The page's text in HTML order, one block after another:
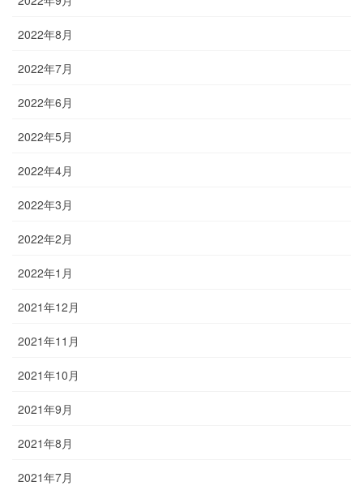
2022年8月
2022年7月
2022年6月
2022年5月
2022年4月
2022年3月
2022年2月
2022年1月
2021年12月
2021年11月
2021年10月
2021年9月
2021年8月
2021年7月